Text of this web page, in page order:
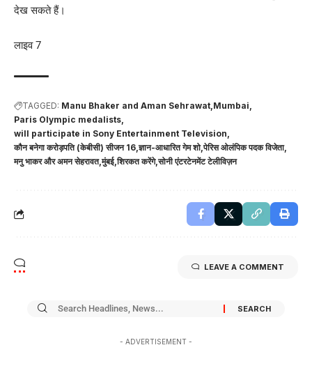
देख सकते हैं।
लाइव 7
TAGGED: Manu Bhaker and Aman Sehrawat Mumbai
Paris Olympic medalists
will participate in Sony Entertainment Television
कौन बनेगा करोड़पति (केबीसी) सीजन 16 ज्ञान-आधारित गेम शो पेरिस ओलंपिक पदक विजेता
मनु भाकर और अमन सेहरावत मुंबई शिरकत करेंगे सोनी एंटरटेनमेंट टेलीविज़न
LEAVE A COMMENT
- ADVERTISEMENT -